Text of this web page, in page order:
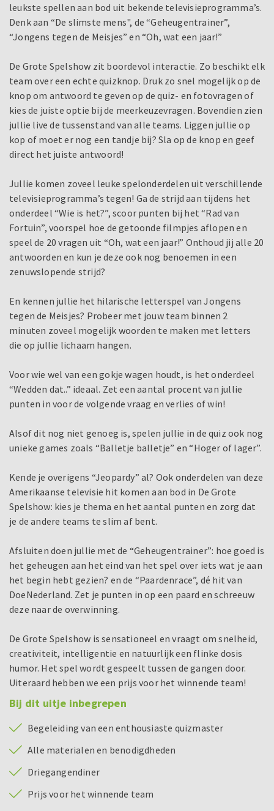
leukste spellen aan bod uit bekende televisieprogramma’s.
Denk aan “De slimste mens", de “Geheugentrainer”,
“Jongens tegen de Meisjes” en “Oh, wat een jaar!”
De Grote Spelshow zit boordevol interactie. Zo beschikt elk
team over een echte quizknop. Druk zo snel mogelijk op de
knop om antwoord te geven op de quiz- en fotovragen of
kies de juiste optie bij de meerkeuzevragen. Bovendien zien
jullie live de tussenstand van alle teams. Liggen jullie op
kop of moet er nog een tandje bij? Sla op de knop en geef
direct het juiste antwoord!
Jullie komen zoveel leuke spelonderdelen uit verschillende
televisieprogramma’s tegen! Ga de strijd aan tijdens het
onderdeel “Wie is het?”, scoor punten bij het “Rad van
Fortuin”, voorspel hoe de getoonde filmpjes aflopen en
speel de 20 vragen uit “Oh, wat een jaar!” Onthoud jij alle 20
antwoorden en kun je deze ook nog benoemen in een
zenuwslopende strijd?
En kennen jullie het hilarische letterspel van Jongens
tegen de Meisjes? Probeer met jouw team binnen 2
minuten zoveel mogelijk woorden te maken met letters
die op jullie lichaam hangen.
Voor wie wel van een gokje wagen houdt, is het onderdeel
“Wedden dat..” ideaal. Zet een aantal procent van jullie
punten in voor de volgende vraag en verlies of win!
Alsof dit nog niet genoeg is, spelen jullie in de quiz ook nog
unieke games zoals “Balletje balletje” en “Hoger of lager”.
Kende je overigens “Jeopardy” al? Ook onderdelen van deze
Amerikaanse televisie hit komen aan bod in De Grote
Spelshow: kies je thema en het aantal punten en zorg dat
je de andere teams te slim af bent.
Afsluiten doen jullie met de “Geheugentrainer”: hoe goed is
het geheugen aan het eind van het spel over iets wat je aan
het begin hebt gezien? en de “Paardenrace”, dé hit van
DoeNederland. Zet je punten in op een paard en schreeuw
deze naar de overwinning.
De Grote Spelshow is sensationeel en vraagt om snelheid,
creativiteit, intelligentie en natuurlijk een flinke dosis
humor. Het spel wordt gespeelt tussen de gangen door.
Uiteraard hebben we een prijs voor het winnende team!
Bij dit uitje inbegrepen
Begeleiding van een enthousiaste quizmaster
Alle materialen en benodigdheden
Driegangendiner
Prijs voor het winnende team